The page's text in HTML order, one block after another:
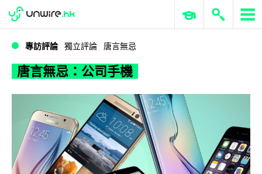
唐言無忌：公司手機
WWDC 2026 ERP 與商業 AI
專訪評論 獨立評論 唐言無忌
唐言無忌：公司手機